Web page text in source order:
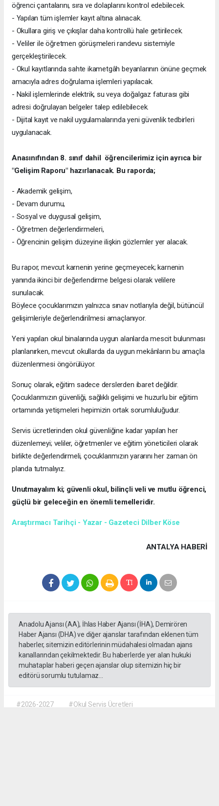
öğrenci çantalarını, sıra ve dolaplarını kontrol edebilecek.
- Yapılan tüm işlemler kayıt altına alınacak.
- Okullara giriş ve çıkışlar daha kontrollü hale getirilecek.
- Veliler ile öğretmen görüşmeleri randevu sistemiyle
gerçekleştirilecek.
- Okul kayıtlarında sahte ikametgâh beyanlarının önüne geçmek
amacıyla adres doğrulama işlemleri yapılacak.
- Nakil işlemlerinde elektrik, su veya doğalgaz faturası gibi
adresi doğrulayan belgeler talep edilebilecek.
- Dijital kayıt ve nakil uygulamalarında yeni güvenlik tedbirleri
uygulanacak.
Anasınıfından 8. sınıf dahil öğrencilerimiz için ayrıca bir
"Gelişim Raporu" hazırlanacak. Bu raporda;
- Akademik gelişim,
- Devam durumu,
- Sosyal ve duygusal gelişim,
- Öğretmen değerlendirmeleri,
- Öğrencinin gelişim düzeyine ilişkin gözlemler yer alacak.
Bu rapor, mevcut karnenin yerine geçmeyecek; karnenin
yanında ikinci bir değerlendirme belgesi olarak velilere
sunulacak.
Böylece çocuklarımızın yalnızca sınav notlarıyla değil, bütüncül
gelişimleriyle değerlendirilmesi amaçlanıyor.
Yeni yapılan okul binalarında uygun alanlarda mescit bulunması
planlanırken, mevcut okullarda da uygun mekânların bu amaçla
düzenlenmesi öngörülüyor.
Sonuç olarak, eğitim sadece derslerden ibaret değildir.
Çocuklarımızın güvenliği, sağlıklı gelişimi ve huzurlu bir eğitim
ortamında yetişmeleri hepimizin ortak sorumluluğudur.
Servis ücretlerinden okul güvenliğine kadar yapılan her
düzenlemeyi; veliler, öğretmenler ve eğitim yöneticileri olarak
birlikte değerlendirmeli, çocuklarımızın yararını her zaman ön
planda tutmalıyız.
Unutmayalım ki; güvenli okul, bilinçli veli ve mutlu öğrenci,
güçlü bir geleceğin en önemli temelleridir.
Araştırmacı Tarihçi - Yazar - Gazeteci Dilber Köse
ANTALYA HABERİ
Anadolu Ajansı (AA), İhlas Haber Ajansı (İHA), Demirören
Haber Ajansı (DHA) ve diğer ajanslar tarafından eklenen tüm
haberler, sitemizin editörlerinin müdahalesi olmadan ajans
kanallarından çekilmektedir. Bu haberlerde yer alan hukuki
muhataplar haberi geçen ajanslar olup sitemizin hiç bir
editörü sorumlu tutulamaz...
#2026-2027
#Okul Servis Ücretleri